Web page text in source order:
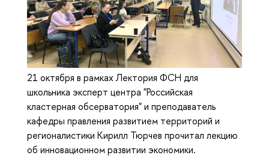
21 октября в рамках Лектория ФСН для
школьника эксперт центра "Российская
кластерная обсерватория" и преподаватель
кафедры правления развитием территорий и
регионалистики Кирилл Тюрчев прочитал лекцию
об инновационном развитии экономики.